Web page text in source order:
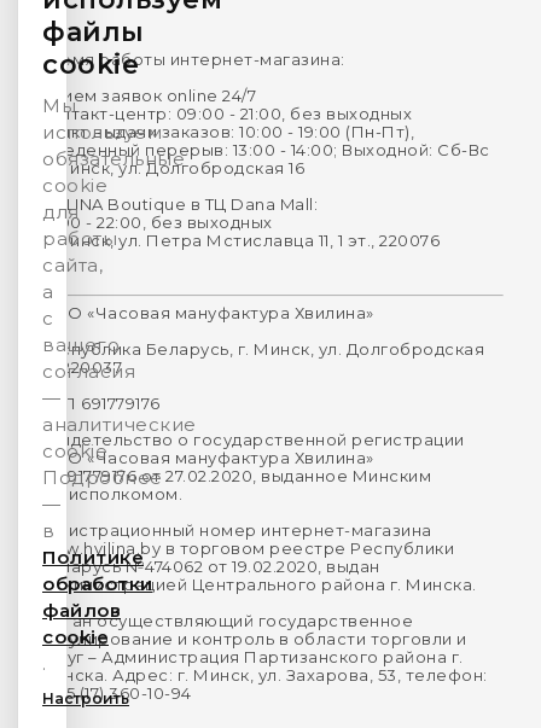
Время работы интернет-магазина:
Прием заявок online 24/7
Контакт-центр: 09:00 - 21:00, без выходных
Пункт выдачи заказов: 10:00 - 19:00 (Пн-Пт),
Обеденный перерыв: 13:00 - 14:00; Выходной: Сб-Вс
г. Минск, ул. Долгобродская 16
HVILINA Boutique в ТЦ Dana Mall:
10:00 - 22:00, без выходных
г. Минск, ул. Петра Мстиславца 11, 1 эт., 220076
ООО «Часовая мануфактура Хвилина»
Республика Беларусь, г. Минск, ул. Долгобродская
16, 220037
УНП 691779176
Свидетельство о государственной регистрации
ООО «Часовая мануфактура Хвилина»
№691779176 от 27.02.2020, выданное Минским
горисполкомом.
Регистрационный номер интернет-магазина
www.hvilina.by в торговом реестре Республики
Беларусь №474062 от 19.02.2020, выдан
Администрацией Центрального района г. Минска.
Орган осуществляющий государственное
регулирование и контроль в области торговли и
услуг – Администрация Партизанского района г.
Минска. Адрес: г. Минск, ул. Захарова, 53, телефон:
+375 (17) 360-10-94
файлы
cookie
Мы
используем
обязательные
cookie
для
работы
сайта,
а
с
вашего
согласия
—
аналитические
cookie.
Подробнее
—
в
Политике
обработки
файлов
cookie
.
Настроить